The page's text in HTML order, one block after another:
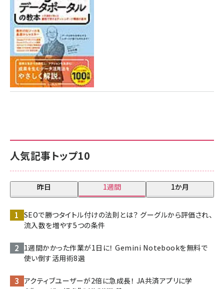
人気記事トップ10
昨日 1週間 1か月
SEOで勝つタイトル付けの法則とは？ グーグルから評価され、
流入数を増やす5つの条件
1週間かかった作業が1日に！ Gemini Notebookを無料で
使い倒す活用術8選
アクティブユーザーが2倍に急成長！ JA共済アプリに学
7月31日 10:00